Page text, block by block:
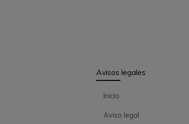
Avisos legales
Inicio
Aviso legal